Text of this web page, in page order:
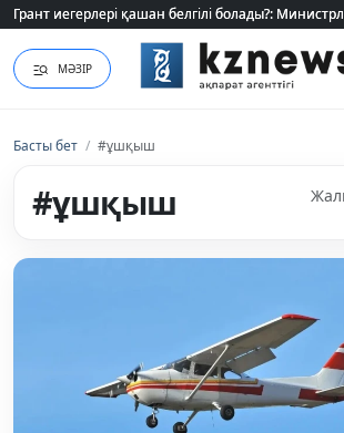
Өзіміздің өндіріс шикізат шынжырын үзе ала ма?
МӘЗІР
Басты бет / #ұшқыш
#ұшқыш